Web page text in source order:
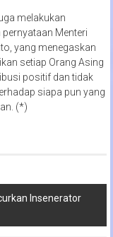
melakukan
Menteri
yang menegaskan
setiap Orang Asing
positif dan tidak
siapa pun yang
(*)
Insenerator